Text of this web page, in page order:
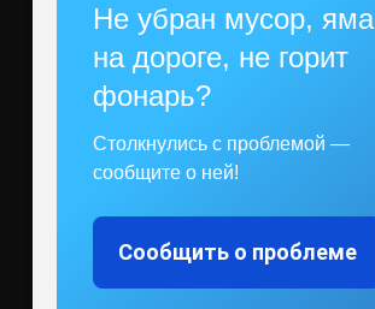
Не убран мусор, яма
на дороге, не горит
фонарь?
Столкнулись с проблемой —
сообщите о ней!
Сообщить о проблеме